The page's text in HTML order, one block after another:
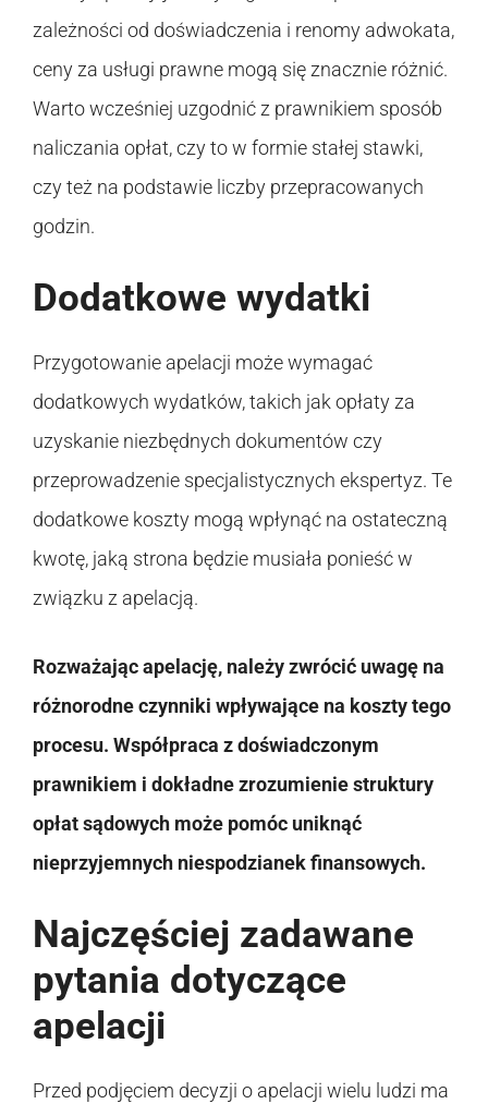
zależności od doświadczenia i renomy adwokata,
ceny za usługi prawne mogą się znacznie różnić.
Warto wcześniej uzgodnić z prawnikiem sposób
naliczania opłat, czy to w formie stałej stawki,
czy też na podstawie liczby przepracowanych
godzin.
Dodatkowe wydatki
Przygotowanie apelacji może wymagać
dodatkowych wydatków, takich jak opłaty za
uzyskanie niezbędnych dokumentów czy
przeprowadzenie specjalistycznych ekspertyz. Te
dodatkowe koszty mogą wpłynąć na ostateczną
kwotę, jaką strona będzie musiała ponieść w
związku z apelacją.
Rozważając apelację, należy zwrócić uwagę na
różnorodne czynniki wpływające na koszty tego
procesu. Współpraca z doświadczonym
prawnikiem i dokładne zrozumienie struktury
opłat sądowych może pomóc uniknąć
nieprzyjemnych niespodzianek finansowych.
Najczęściej zadawane
pytania dotyczące
apelacji
Przed podjęciem decyzji o apelacji wielu ludzi ma